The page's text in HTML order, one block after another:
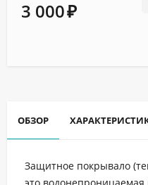
3 000₽
ОБЗОР
Защитное покрывало